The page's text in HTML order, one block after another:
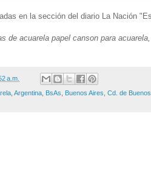
en la sección del diario La Nación
de acuarela papel canson para
a.m.
, Argentina, BsAs, Buenos Aires, Cd. de